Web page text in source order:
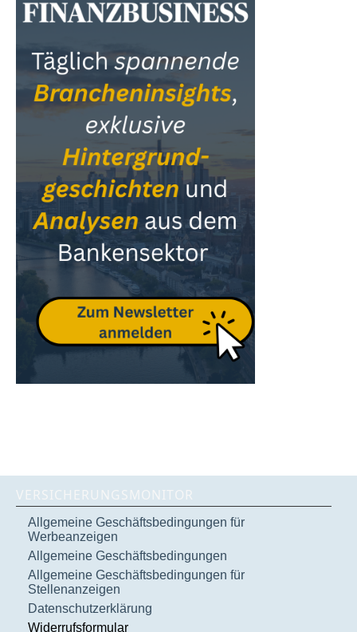
VERSICHERUNGSMONITOR
Allgemeine Geschäftsbedingungen für
Werbeanzeigen
Allgemeine Geschäftsbedingungen
Allgemeine Geschäftsbedingungen für
Stellenanzeigen
Datenschutzerklärung
Widerrufsformular